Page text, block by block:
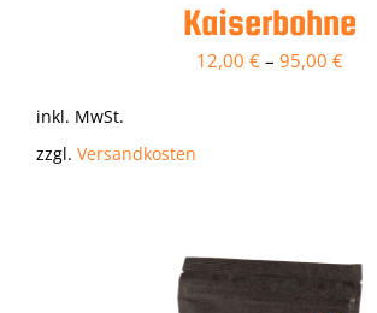
Kaiserbohne
12,00 € – 95,00 €
inkl. MwSt.
zzgl. Versandkosten